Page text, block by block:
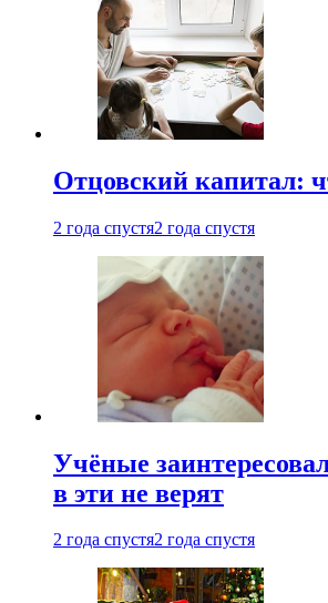
Отцовский капитал:
2 года спустя2 года спустя
Учёные
в эти не верят
2 года спустя2 года спустя